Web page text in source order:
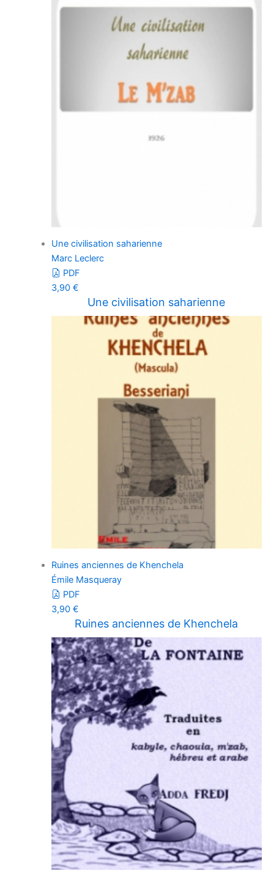
Une civilisation saharienne
Marc Leclerc
PDF
3,90 €
Une civilisation saharienne
Ruines anciennes de Khenchela
Émile Masqueray
PDF
3,90 €
Ruines anciennes de Khenchela